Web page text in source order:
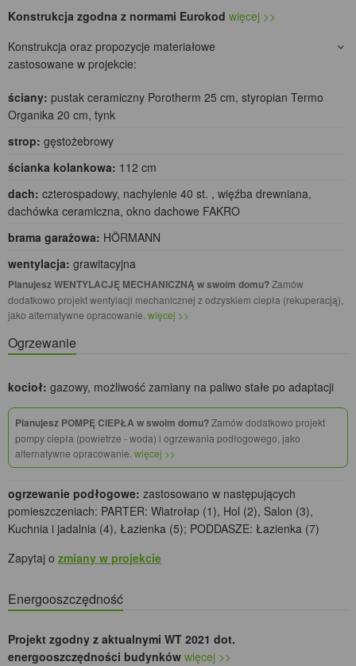
Konstrukcja zgodna z normami Eurokod więcej >>
Konstrukcja oraz propozycje materiałowe
zastosowane w projekcie:
ściany: pustak ceramiczny Porotherm 25 cm, styropian Termo
Organika 20 cm, tynk
strop: gęstożebrowy
ścianka kolankowa: 112 cm
dach: czterospadowy, nachylenie 40 st. , więźba drewniana,
dachówka ceramiczna, okno dachowe FAKRO
brama garażowa: HÖRMANN
wentylacja: grawitacyjna
Planujesz WENTYLACJĘ MECHANICZNĄ w swoim domu?Zamów
dodatkowo projekt wentylacji mechanicznej z odzyskiem ciepła (rekuperacją),
jako alternatywne opracowanie. więcej >>
Ogrzewanie
kocioł: gazowy, możliwość zamiany na paliwo stałe po adaptacji
Planujesz POMPĘ CIEPŁA w swoim domu?Zamów dodatkowo projekt
pompy ciepła (powietrze - woda) i ogrzewania podłogowego, jako
alternatywne opracowanie. więcej >>
ogrzewanie podłogowe: zastosowano w następujących
pomieszczeniach: PARTER: Wiatrołap (1), Hol (2), Salon (3),
Kuchnia i jadalnia (4), Łazienka (5); PODDASZE: Łazienka (7)
Zapytaj o zmiany w projekcie
Energooszczędność
Projekt zgodny z aktualnymi WT 2021 dot.
energooszczędności budynków więcej >>